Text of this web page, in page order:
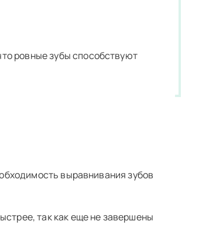
ровные зубы способствуют
выравнивания зубов
так как еще не завершены